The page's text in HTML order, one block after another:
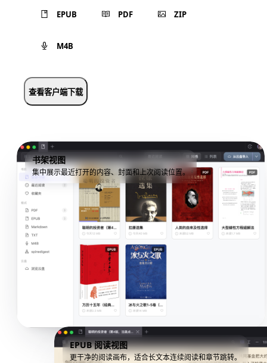
EPUB PDF ZIP
M4B
查看客户端下载
书架视图
集中展示最近打开的内容、封面和上次阅读位置。
EPUB 阅读视图
更干净的阅读画布，适合长文本连续阅读和章节跳转。